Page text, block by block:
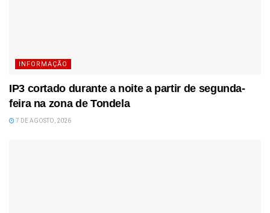
INFORMAÇÃO
IP3 cortado durante a noite a partir de segunda-
feira na zona de Tondela
7 DE AGOSTO, 2026